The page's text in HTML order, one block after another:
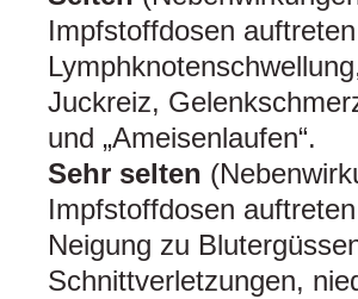
Impfstoffdosen
Juckreiz,
und „Ameisenlaufen“.
Sehr selten
Impfstoffdosen
Neigung zu
Schnittverletzungen,